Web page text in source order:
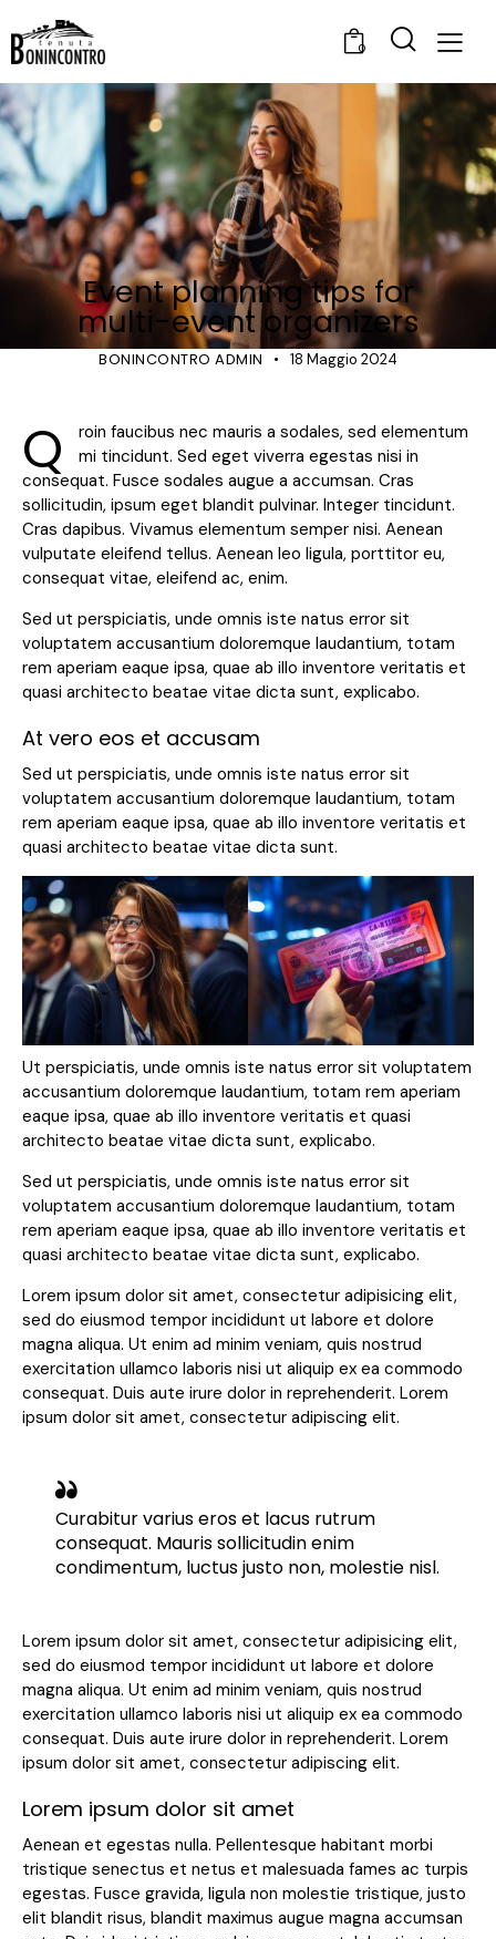
0
EVENTS
Event planning tips for
multi-event organizers
BONINCONTRO ADMIN 18 Maggio 2024
Q
roin faucibus nec mauris a sodales, sed elementum
mi tincidunt. Sed eget viverra egestas nisi in
consequat. Fusce sodales augue a accumsan. Cras
sollicitudin, ipsum eget blandit pulvinar. Integer tincidunt.
Cras dapibus. Vivamus elementum semper nisi. Aenean
vulputate eleifend tellus. Aenean leo ligula, porttitor eu,
consequat vitae, eleifend ac, enim.
Sed ut perspiciatis, unde omnis iste natus error sit
voluptatem accusantium doloremque laudantium, totam
rem aperiam eaque ipsa, quae ab illo inventore veritatis et
quasi architecto beatae vitae dicta sunt, explicabo.
At vero eos et accusam
Sed ut perspiciatis, unde omnis iste natus error sit
voluptatem accusantium doloremque laudantium, totam
rem aperiam eaque ipsa, quae ab illo inventore veritatis et
quasi architecto beatae vitae dicta sunt.
Ut perspiciatis, unde omnis iste natus error sit voluptatem
accusantium doloremque laudantium, totam rem aperiam
eaque ipsa, quae ab illo inventore veritatis et quasi
architecto beatae vitae dicta sunt, explicabo.
Sed ut perspiciatis, unde omnis iste natus error sit
voluptatem accusantium doloremque laudantium, totam
rem aperiam eaque ipsa, quae ab illo inventore veritatis et
quasi architecto beatae vitae dicta sunt, explicabo.
Lorem ipsum dolor sit amet, consectetur adipisicing elit,
sed do eiusmod tempor incididunt ut labore et dolore
magna aliqua. Ut enim ad minim veniam, quis nostrud
exercitation ullamco laboris nisi ut aliquip ex ea commodo
consequat. Duis aute irure dolor in reprehenderit. Lorem
ipsum dolor sit amet, consectetur adipiscing elit.
Curabitur varius eros et lacus rutrum
consequat. Mauris sollicitudin enim
condimentum, luctus justo non, molestie nisl.
Lorem ipsum dolor sit amet, consectetur adipisicing elit,
sed do eiusmod tempor incididunt ut labore et dolore
magna aliqua. Ut enim ad minim veniam, quis nostrud
exercitation ullamco laboris nisi ut aliquip ex ea commodo
consequat. Duis aute irure dolor in reprehenderit. Lorem
ipsum dolor sit amet, consectetur adipiscing elit.
Lorem ipsum dolor sit amet
Aenean et egestas nulla. Pellentesque habitant morbi
tristique senectus et netus et malesuada fames ac turpis
egestas. Fusce gravida, ligula non molestie tristique, justo
elit blandit risus, blandit maximus augue magna accumsan